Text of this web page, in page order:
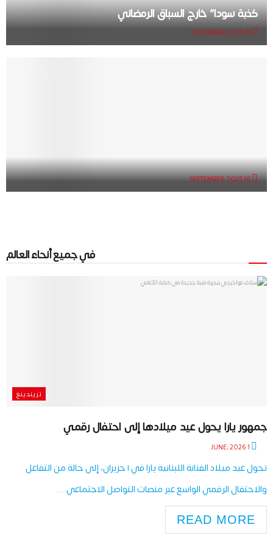
كذبة سودا” خارج السباق الرمضاني
16 SEPTEMBER، 2025
في جميع أنحاء العالم
تريندينغ
جمهور يارا يحول عيد ميلادها إلى احتفال رقمي
تحول عيد ميلاد الفنانة اللبنانية يارا في ١ حزيران، إلى حالة من التفاعل
والاحتفال الرقمي الواسع عبر منصات التواصل الاجتماعي....
READ MORE